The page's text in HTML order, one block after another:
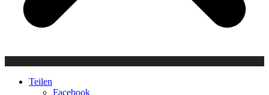
Teilen
Facebook